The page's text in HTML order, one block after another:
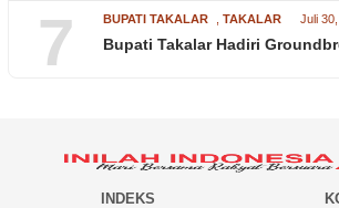
7 BUPATI TAKALAR TAKALAR Juli
Bupati Takalar Hadiri
INDEKS